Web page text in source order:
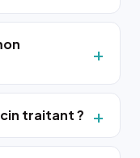
traitant ?